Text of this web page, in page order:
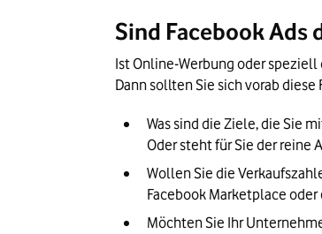
Sind Facebook
Ist Online-Werbung oder speziell
Dann sollten Sie sich vorab
Was sind die Ziele, die Sie
Oder steht für Sie der reine
Wollen Sie die
Facebook Marketplace
Möchten Sie Ihr